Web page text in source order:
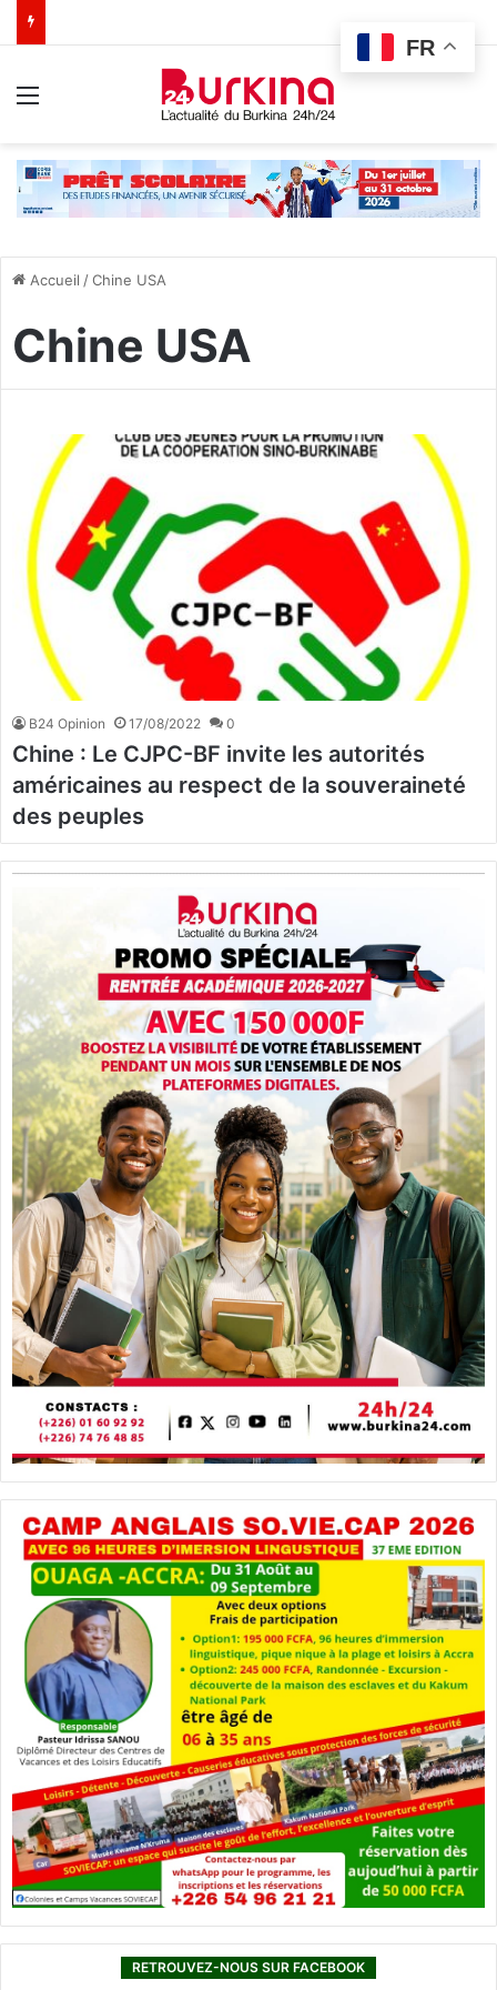
Accueil /Chine USA
Chine USA
B24 Opinion 17/08/2022 0
Chine : Le CJPC-BF invite les autorités
américaines au respect de la souveraineté
des peuples
RETROUVEZ-NOUS SUR FACEBOOK
FR